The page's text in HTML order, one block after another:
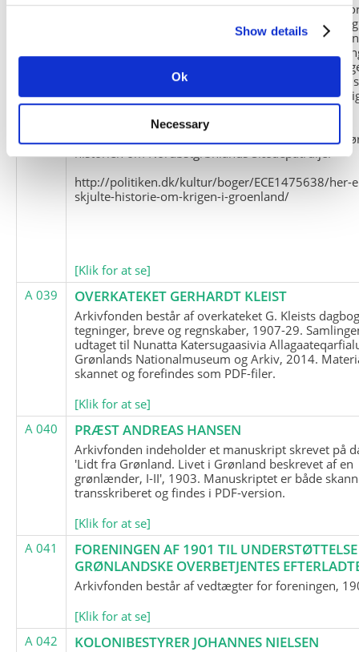
Show details
Ok
Necessary
Slædepatrulje med Eli Knudsen som medlem og
og Marius Jensen som medlem. Marius Jensens
befinder sig i Militärhistorisches Museum i Dresden
(Tyskland). Kopierne af Friedrich Littmanns
klausuleret iht. aftalen med giveren og Franz
Kontakt venligst Arktisk Instituts ledelse i
brugen af materialet til studie- og
formål.
Nedenunder findes et link til en presseartikel
historien om Nordøstgrønlands Slædepatrulje:
http://politiken.dk/kultur/boger/ECE1475638/her-
skjulte-historie-om-krigen-i-groenland/
[Klik for at se]
A 039
OVERKATEKET GERHARDT KLEIST
Arkivfonden består af overkateket G. Kleists
tegninger, breve og regnskaber, 1907-29.
udtaget til Nunatta Katersugaasivia
Grønlands Nationalmuseum og Arkiv, 2014.
skannet og forefindes som PDF-filer.
[Klik for at se]
A 040
PRÆST ANDREAS HANSEN
Arkivfonden indeholder et manuskript skrevet på
'Lidt fra Grønland. Livet i Grønland beskrevet af en
grønlænder, I-II', 1903. Manuskriptet er både
transskriberet og findes i PDF-version.
[Klik for at se]
A 041
FORENINGEN AF 1901 TIL
GRØNLANDSKE OVERBETJENTES
Arkivfonden består af vedtægter for foreningen,
[Klik for at se]
A 042
KOLONIBESTYRER JOHANNES NIELSEN